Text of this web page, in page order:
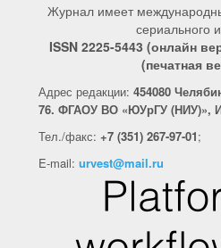
Журнал имеет
сериального
ISSN 2225-5443 (онлайн
(печатная
Адрес редакции: 454080
76. ФГАОУ ВО «ЮУрГУ (НИУ)»,
Тел./факс: +7 (351) 267-97-01;
E-mail: urvest@mail.ru